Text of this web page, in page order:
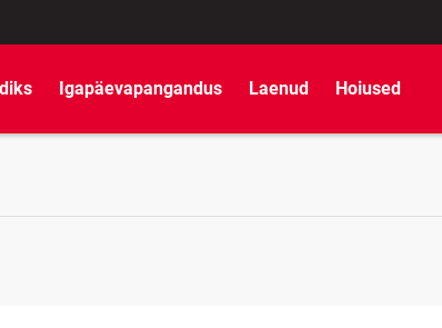
Igapäevapangandus Laenud Hoiused